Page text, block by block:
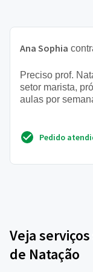
Ana Sophia
Preciso prof.
setor marista,
aulas por
Pedido
Veja
de Natação